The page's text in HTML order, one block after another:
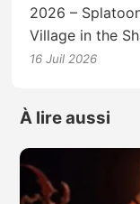
2026 –
Village in the
16 Juil 2026
À lire aussi